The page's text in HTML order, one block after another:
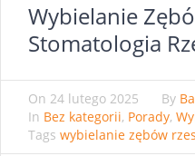
Wybielanie
Stomatologia
On 24 lutego 2025 By
In Bez kategorii, Porady,
Tags wybielanie zębów